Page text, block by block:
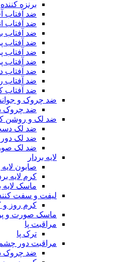
برنزه کننده
ضد آفتاب
ضد آفتاب
ضد آفتاب
ضد
ضد
ضد
ضد آفتاب
ضد آفتاب
ضد آفتاب
ضد چروک و
ضد چروک
ضد لک و روشن
ضد لک
ضد لک
ضد لک
لایه بردار
صابون لایه
کرم لایه
ماسک لایه
لیفت و سفت
کرم روز
ماسک صورت و
مراقبت پا
ترک پا
مراقبت دور
ضد چروک